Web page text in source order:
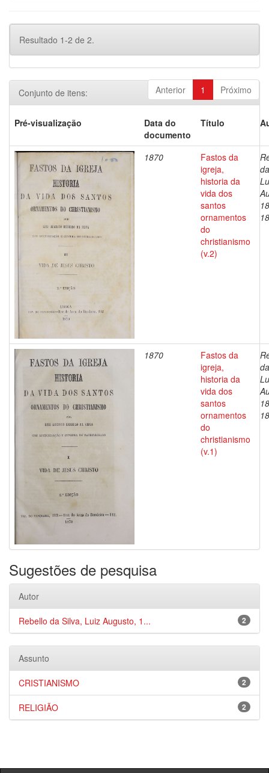
Resultado 1-2 de 2.
Anterior 1 Próximo
Conjunto de itens:
Pré-visualização
Data do
documento
Título
1870
Fastos da
igreja,
historia da
vida dos
santos
ornamentos
do
christianismo
(v.2)
1870
Fastos da
igreja,
historia da
vida dos
santos
ornamentos
do
christianismo
(v.1)
Sugestões de pesquisa
Autor
2
Rebello da Silva, Luiz Augusto, 1...
Assunto
2
CRISTIANISMO
2
RELIGIÃO